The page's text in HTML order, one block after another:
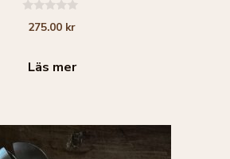
275.00 kr
Läs mer